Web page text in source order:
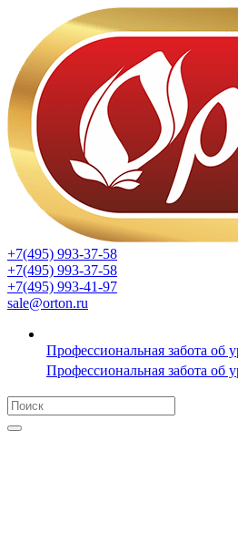
+7(495) 993-37-58
+7(495) 993-37-58
+7(495) 993-41-97
sale@orton.ru
Профессиональная забота об
Профессиональная забота об